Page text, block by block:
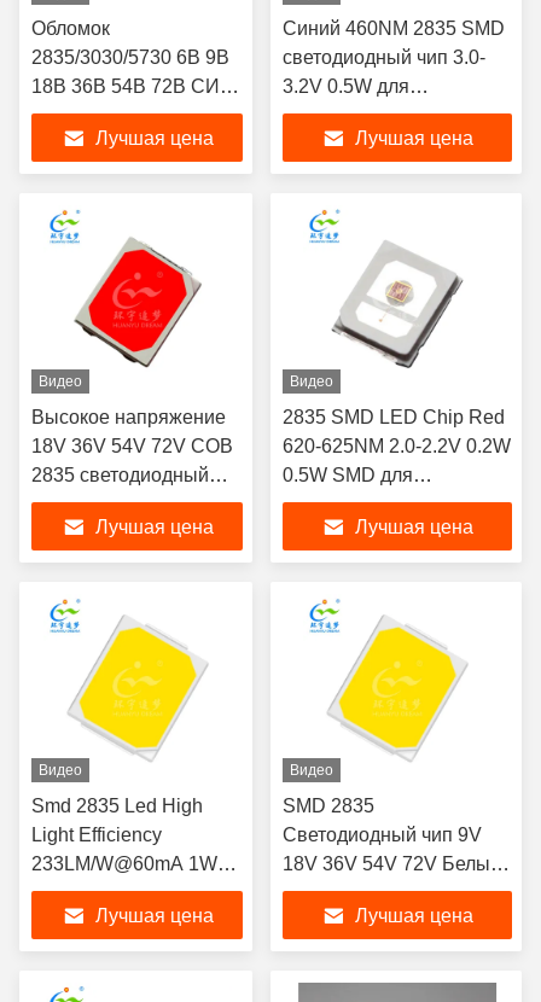
Обломок
2835/3030/5730 6В 9В
18В 36В 54В 72В СИД
розового зеленого
голубого красного
люминофора
Лучшая цена
Синий 460NM 2835 SMD
светодиодный чип 3.0-
3.2V 0.5W для
устройства PDT Redlight
Therapy Лучшая цена
Видео
Высокое напряжение
18V 36V 54V 72V COB
2835 светодиодный
чип зеленый/синий/
красный 1W для
умного освещения
Лучшая цена
Видео
2835 SMD LED Chip Red
620-625NM 2.0-2.2V 0.2W
0.5W SMD для
освещения растений
Лучшая цена
Видео
Smd 2835 Led High
Light Efficiency
233LM/W@60mA 1W
2.7-2.9V для солнечных
уличных светильников
Лучшая цена
Видео
SMD 2835
Светодиодный чип 9V
18V 36V 54V 72V Белый
Широкий угол обзора
Лучшая цена